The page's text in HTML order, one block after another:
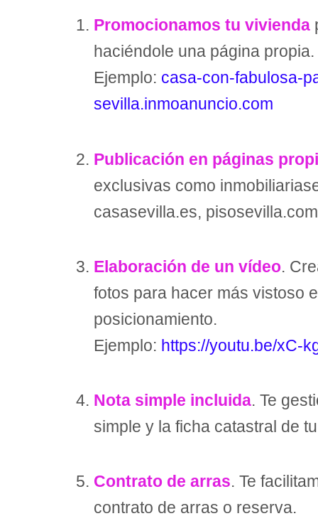
Promocionamos tu vivienda
haciéndole una página propia.
Ejemplo: casa-con-fabulosa-
sevilla.inmoanuncio.com
Publicación en páginas
exclusivas como
casasevilla.es,
Elaboración de un vídeo.
fotos para hacer más vistoso
posicionamiento.
Ejemplo: https://youtu.be/xC-
Nota simple incluida. Te
simple y la ficha catastral de
Contrato de arras. Te
contrato de arras o reserva.